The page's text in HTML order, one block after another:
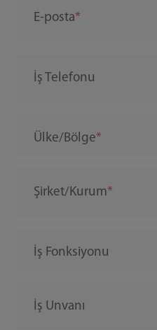
E-posta
İş Telefonu
Ülke/Bölge
Şirket/Kurum
İş Fonksiyonu
İş Unvanı